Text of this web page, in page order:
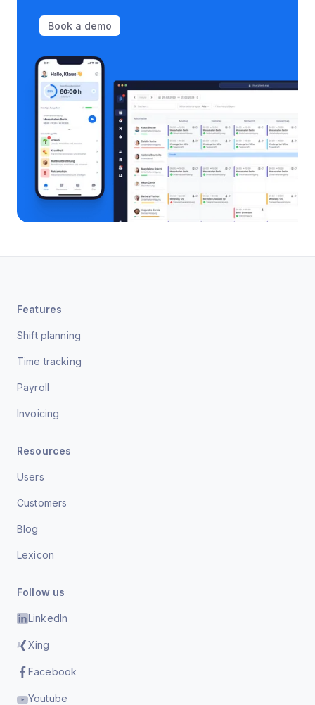
Book a demo
Features
Shift planning
Time tracking
Payroll
Invoicing
Resources
Users
Customers
Blog
Lexicon
Follow us
LinkedIn
Xing
Facebook
Youtube